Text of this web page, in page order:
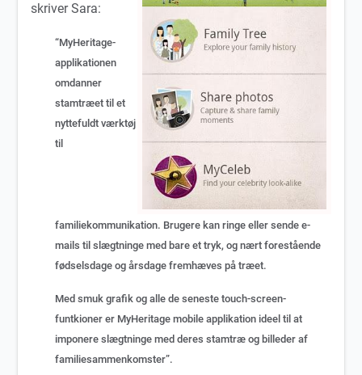
skriver Sara:
“MyHeritage-
applikationen
omdanner
stamtræet til et
nyttefuldt værktøj
til
familiekommunikation. Brugere kan ringe eller sende e-
mails til slægtninge med bare et tryk, og nært forestående
fødselsdage og årsdage fremhæves på træet.
Med smuk grafik og alle de seneste touch-screen-
funtkioner er MyHeritage mobile applikation ideel til at
imponere slægtninge med deres stamtræ og billeder af
familiesammenkomster”.